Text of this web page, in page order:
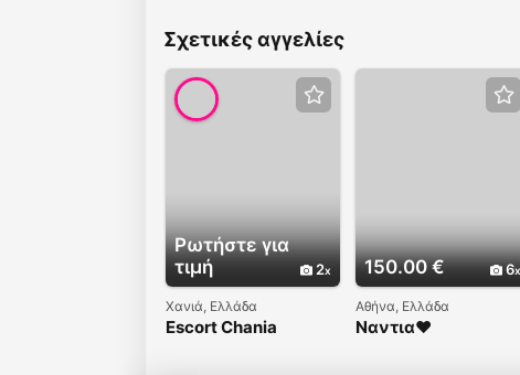
Σχετικές αγγελίες
Ρωτήστε για
τιμή
2
Χανιά, Ελλάδα
Escort Chania
150.00 € 6
Αθήνα, Ελλάδα
Ναντια❤️